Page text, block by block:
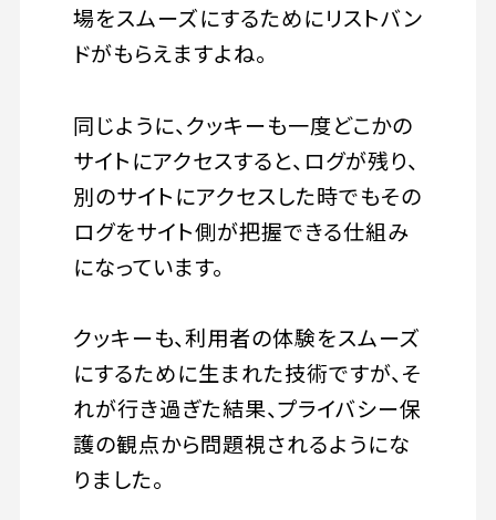
場をスムーズにするためにリストバン
ドがもらえますよね。
同じように、クッキーも一度どこかの
サイトにアクセスすると、ログが残り、
別のサイトにアクセスした時でもその
ログをサイト側が把握できる仕組み
になっています。
クッキーも、利用者の体験をスムーズ
にするために生まれた技術ですが、そ
れが行き過ぎた結果、プライバシー保
護の観点から問題視されるようにな
りました。